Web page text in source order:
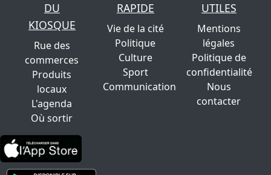
DU
KIOSQUE
Rue des
commerces
Produits
locaux
L'agenda
Où sortir
RAPIDE
Vie de la cité
Politique
Culture
Sport
Communication
UTILES
Mentions
légales
Politique de
confidentialité
Nous
contacter